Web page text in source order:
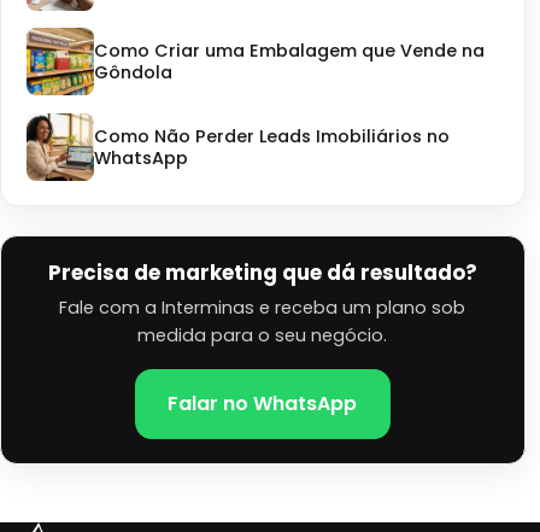
Como Criar uma Embalagem que Vende na
Gôndola
Como Não Perder Leads Imobiliários no
WhatsApp
Precisa de marketing que dá resultado?
Fale com a Interminas e receba um plano sob
medida para o seu negócio.
Falar no WhatsApp